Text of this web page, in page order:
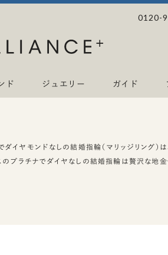
0120-
ド ジュエリー ガイド
イヤモンドなしの結婚指輪（マリッジリング）
のプラチナでダイヤなしの結婚指輪は贅沢な地